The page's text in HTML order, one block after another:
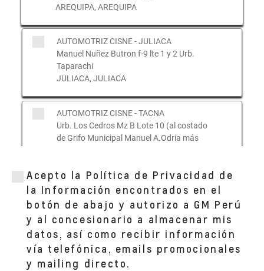
AREQUIPA, AREQUIPA
AUTOMOTRIZ CISNE - JULIACA
Manuel Nuñez Butron f-9 lte 1 y 2 Urb.
Taparachi
JULIACA, JULIACA
AUTOMOTRIZ CISNE - TACNA
Urb. Los Cedros Mz B Lote 10 (al costado
de Grifo Municipal Manuel A.Odria más
Acepto la Política de Privacidad de
la Información encontrados en el
botón de abajo y autorizo a GM Perú
y al concesionario a almacenar mis
datos, así como recibir información
vía telefónica, emails promocionales
y mailing directo.